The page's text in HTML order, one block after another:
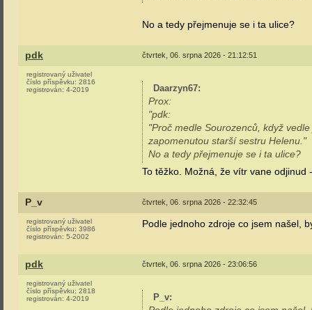
No a tedy přejmenuje se i ta ulice?
pdk čtvrtek, 06. srpna 2026 - 21:12:51
registrovaný uživatel
číslo příspěvku: 2816
registrován: 4-2019 Daarzyn67:
Prox:
"pdk:
"Proč medle Sourozenců, když
zapomenutou starší sestru Helenu."
No a tedy přejmenuje se i ta ulice?
To těžko. Možná, že vítr vane
P_v čtvrtek, 06. srpna 2026 - 22:32:45
registrovaný uživatel
číslo příspěvku: 3986
registrován: 5-2002
Podle jednoho zdroje co jsem našel,
pdk čtvrtek, 06. srpna 2026 - 23:06:56
registrovaný uživatel
číslo příspěvku: 2818
registrován: 4-2019 P_v: